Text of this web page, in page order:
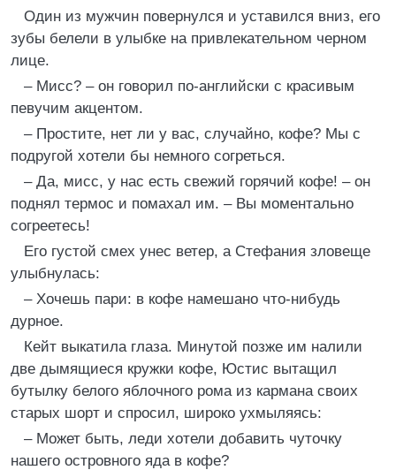
Один из мужчин повернулся и уставился вниз, его
зубы белели в улыбке на привлекательном черном
лице.
– Мисс? – он говорил по-английски с красивым
певучим акцентом.
– Простите, нет ли у вас, случайно, кофе? Мы с
подругой хотели бы немного согреться.
– Да, мисс, у нас есть свежий горячий кофе! – он
поднял термос и помахал им. – Вы моментально
согреетесь!
Его густой смех унес ветер, а Стефания зловеще
улыбнулась:
– Хочешь пари: в кофе намешано что-нибудь
дурное.
Кейт выкатила глаза. Минутой позже им налили
две дымящиеся кружки кофе, Юстис вытащил
бутылку белого яблочного рома из кармана своих
старых шорт и спросил, широко ухмыляясь:
– Может быть, леди хотели добавить чуточку
нашего островного яда в кофе?